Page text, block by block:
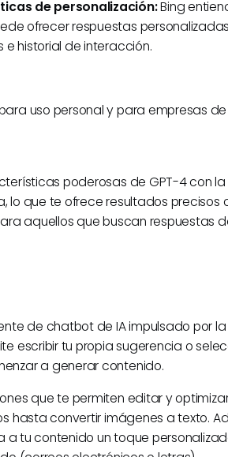
de personalización:Bing
ofrecer respuestas
e historial de interacción.
uso personal y para empresas
poderosas de GPT-4 con
lo que te ofrece resultados precisos
aquellos que buscan respuestas
de chatbot de IA impulsado por la
escribir tu propia sugerencia o
a generar contenido.
que te permiten editar y
hasta convertir imágenes a texto.
a tu contenido un toque